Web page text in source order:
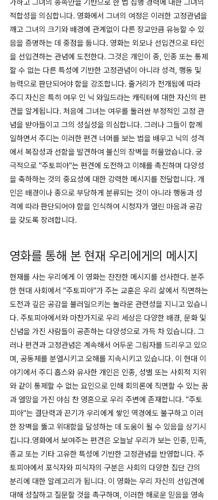
가하고 그녀의 종족만을 기반으로 한 법 집행 경력에 대한 그녀의
적합성을 의심합니다. 영화에서 그녀의 여정은 이러한 고정관념을
깨고 그녀의 크기와 배경에 관계없이 다른 장교만큼 유능할 수 있
음을 증명하는 데 중점을 둡니다. 영화는 외모나 선입견으로 타인
을 선입견하는 관념에 도전한다. 그것은 개인이 종, 인종 또는 통제
할 수 없는 다른 특성에 기반한 고정관념이 아니라 성격, 행동 및
능력으로 판단되어야 함을 강조합니다. 줄거리가 전개됨에 따라
주디 자신은 특히 여우 인 닉 와일드라는 캐릭터에 대한 자신의 편
견을 알게됩니다. 처음에 그녀는 여우를 둘러싼 부정적인 고정 관
념을 받아들이고 그의 성실성을 의심합니다. 그러나 그들이 함께
일하면서 주디는 이러한 편견 너머를 보는 법을 배우고 닉의 성격
에서 복잡성과 선함을 발견하여 불신의 장벽을 허물었습니다. 궁
극적으로 "주토피아"는 편견에 도전하고 이해를 촉진하며 다양성
을 축하하는 것의 중요성에 대한 강력한 메시지를 전달합니다. 개
인은 배경이나 종으로 부당하게 분류되는 것이 아니라 행동과 성
격에 따라 판단되어야 함을 인식하여 시청자가 열린 마음과 공감
을 갖도록 장려합니다.
영화를 통해 본 현재 우리에게의 메시지
현재를 사는 우리에게 이 영화는 잔잔한 메시지를 선사한다. 분주
한 현대 사회에서 "주토피아"가 주는 교훈은 우리 삶에서 직면하는
도전과 깊은 공감을 불러일으키는 놀라운 관련성을 지니고 있습니
다. 주토피아에서와 마찬가지로 우리 세상은 다양한 배경, 문화 및
신념을 가진 사람들이 공존하는 다양성으로 가득 차 있습니다. 그
러나 편견과 고정관념은 계속해서 어두운 그림자를 드리우고 있으
며, 공동체를 분열시키고 오해를 지속시키고 있습니다. 이 현대 이
야기에서 주디 홉스와 유사한 개인은 인종, 성별 또는 사회적 지위
와 같이 통제할 수 없는 요인으로 인해 회의론에 직면할 수 있는 꿈
과 열망을 가진 야심 찬 영혼으로 우리 주변에 존재합니다. "주토
피아"는 결단력과 끈기가 우리에게 쌓인 역경에도 불구하고 이러
한 장벽을 뚫고 위대함을 달성하는 데 도움이 될 수 있음을 상기시
킵니다.영화에서 보여주는 편견은 오늘날 우리가 보는 인종, 민족,
종교 또는 기타 고유한 특성에 기반한 고정관념을 반영합니다. 주
토피아에서 포식자와 피식자의 구분은 사회의 다양한 집단 간의
분리에 대한 알레고리가 됩니다. 이 영화는 우리 자신의 선입견에
대해 성찰하고 질문할 것을 촉구하며, 이러한 해로운 믿음을 영속